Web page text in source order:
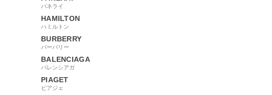
パネライ
HAMILTON
ハミルトン
BURBERRY
バーバリー
BALENCIAGA
バレンシアガ
PIAGET
ピアジェ